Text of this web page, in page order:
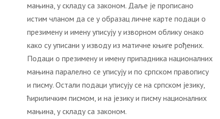
мањина, у складу са законом. Даље је прописано
истим чланом да се у образац личне карте подаци о
презимену и имену уписују у изворном облику онако
како су уписани у изводу из матичне књиге рођених.
Подаци о презимену и имену припадника националних
мањина паралелно се уписују и по српском правопису
и писму. Остали подаци уписују се на српском језику,
ћириличким писмом, и на језику и писму националних
мањина, у складу са законом.